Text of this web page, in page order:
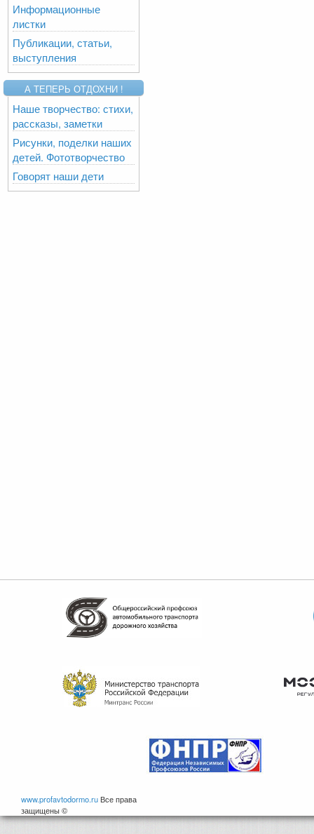
Информационные
листки
Публикации, статьи,
выступления
А ТЕПЕРЬ ОТДОХНИ !
Наше творчество: стихи,
рассказы, заметки
Рисунки, поделки наших
детей. Фототворчество
Говорят наши дети
www.profavtodormo.ru Все права
защищены ©